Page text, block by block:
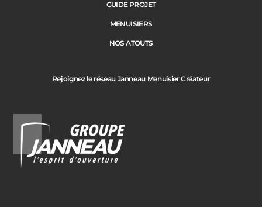
Rejoignez le réseau Janneau Menuisier Créateur
GUIDE PROJET
MENUISIERS
NOS ATOUTS